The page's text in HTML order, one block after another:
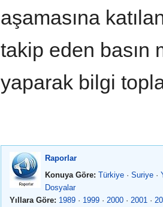
aşamasına
takip eden basın
yaparak bilgi
Raporlar
Konuya Göre: Türkiye· Suriye·
Dosyalar
Yıllara Göre: 1989 · 1999 · 2000 · 2001 ·